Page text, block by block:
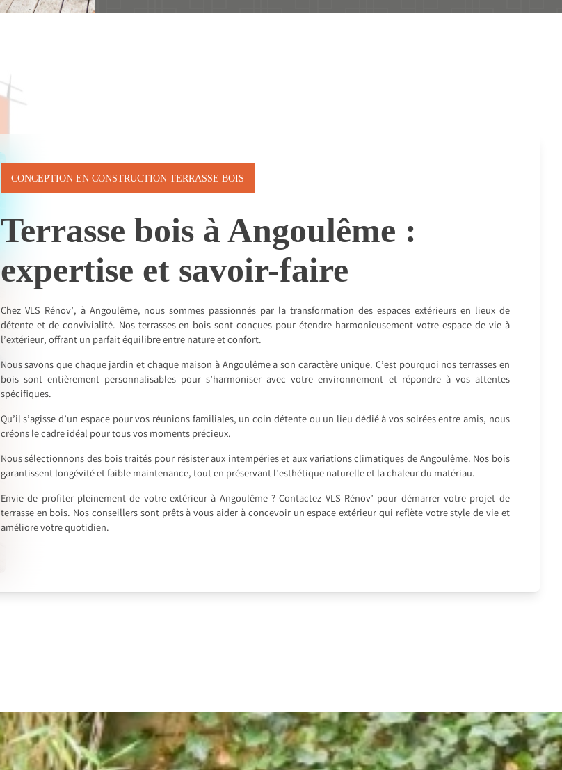
CONCEPTION EN CONSTRUCTION TERRASSE BOIS
Terrasse bois à Angoulême :
expertise et savoir-faire
Chez VLS Rénov’, à Angoulême, nous sommes passionnés par la transformation des espaces extérieurs en lieux de
détente et de convivialité. Nos terrasses en bois sont conçues pour étendre harmonieusement votre espace de vie à
l’extérieur, offrant un parfait équilibre entre nature et confort.
Nous savons que chaque jardin et chaque maison à Angoulême a son caractère unique. C’est pourquoi nos terrasses en
bois sont entièrement personnalisables pour s’harmoniser avec votre environnement et répondre à vos attentes
spécifiques.
Qu’il s’agisse d’un espace pour vos réunions familiales, un coin détente ou un lieu dédié à vos soirées entre amis, nous
créons le cadre idéal pour tous vos moments précieux.
Nous sélectionnons des bois traités pour résister aux intempéries et aux variations climatiques de Angoulême. Nos bois
garantissent longévité et faible maintenance, tout en préservant l’esthétique naturelle et la chaleur du matériau.
Envie de profiter pleinement de votre extérieur à Angoulême ? Contactez VLS Rénov’ pour démarrer votre projet de
terrasse en bois. Nos conseillers sont prêts à vous aider à concevoir un espace extérieur qui reflète votre style de vie et
améliore votre quotidien.